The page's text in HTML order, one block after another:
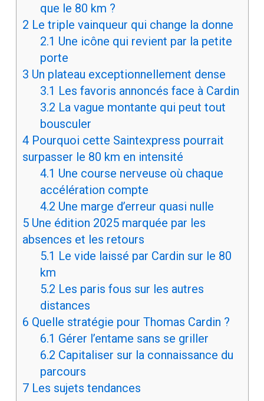
que le 80 km ?
2 Le triple vainqueur qui change la donne
2.1 Une icône qui revient par la petite
porte
3 Un plateau exceptionnellement dense
3.1 Les favoris annoncés face à Cardin
3.2 La vague montante qui peut tout
bousculer
4Pourquoi cette Saintexpress pourrait
surpasser le 80 km en intensité
4.1 Une course nerveuse où chaque
accélération compte
4.2 Une marge d’erreur quasi nulle
5Une édition 2025 marquée par les
absences et les retours
5.1 Le vide laissé par Cardin sur le 80
km
5.2 Les paris fous sur les autres
distances
6 Quelle stratégie pour Thomas Cardin ?
6.1 Gérer l’entame sans se griller
6.2 Capitaliser sur la connaissance du
parcours
7Les sujets tendances